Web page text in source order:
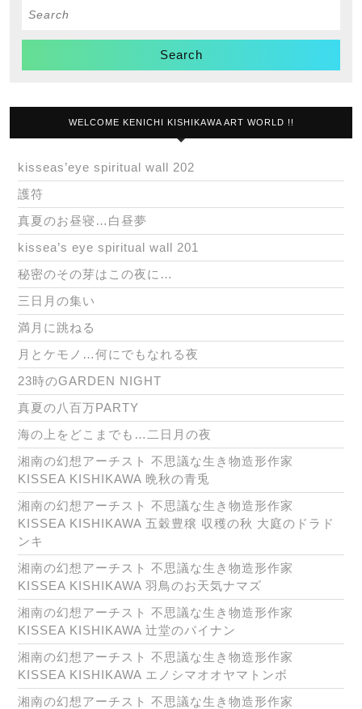
Search
WELCOME KENICHI KISHIKAWA ART WORLD !!
kisseas’eye spiritual wall 202
護符
真夏のお昼寝…白昼夢
kissea’s eye spiritual wall 201
秘密のその芽はこの夜に…
三日月の集い
満月に跳ねる
月とケモノ…何にでもなれる夜
23時のGARDEN NIGHT
真夏の八百万PARTY
海の上をどこまでも…二日月の夜
湘南の幻想アーチスト 不思議な生き物造形作家
KISSEA KISHIKAWA 晩秋の青兎
湘南の幻想アーチスト 不思議な生き物造形作家
KISSEA KISHIKAWA 五穀豊穣 収穫の秋 大庭のドラド
ンキ
湘南の幻想アーチスト 不思議な生き物造形作家
KISSEA KISHIKAWA 羽鳥のお天気ナマズ
湘南の幻想アーチスト 不思議な生き物造形作家
KISSEA KISHIKAWA 辻堂のパイナン
湘南の幻想アーチスト 不思議な生き物造形作家
KISSEA KISHIKAWA エノシマオオヤマトンボ
湘南の幻想アーチスト 不思議な生き物造形作家